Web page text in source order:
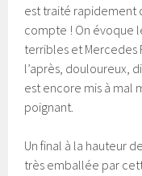
est traité rapidement
compte ! On évoque
terribles et Mercedes
l’après, douloureux,
est encore mis à mal
poignant.
Un final à la hauteur
très emballée par